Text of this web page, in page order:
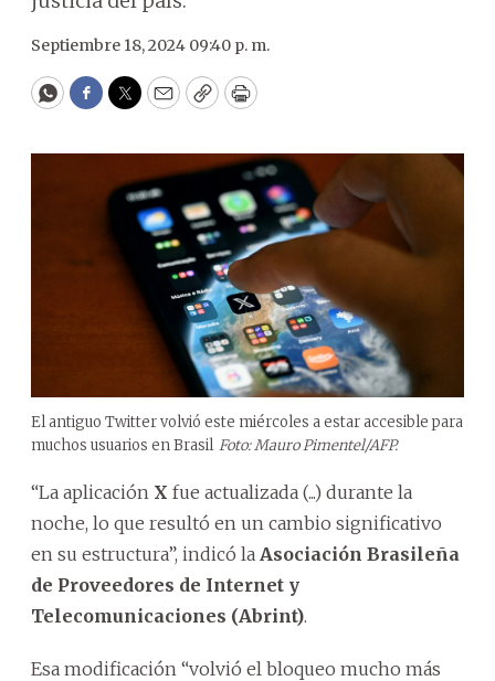
Septiembre 18, 2024 09:40 p. m.
WhatsApp
Facebook
Twitter
EmailCopyPrint
El antiguo Twitter volvió este miércoles a estar accesible para
muchos usuarios en Brasil Foto: Mauro Pimentel/AFP.
“La aplicación X fue actualizada (...) durante la
noche, lo que resultó en un cambio significativo
en su estructura”, indicó la Asociación Brasileña
de Proveedores de Internet y
Telecomunicaciones (Abrint).
Esa modificación “volvió el bloqueo mucho más